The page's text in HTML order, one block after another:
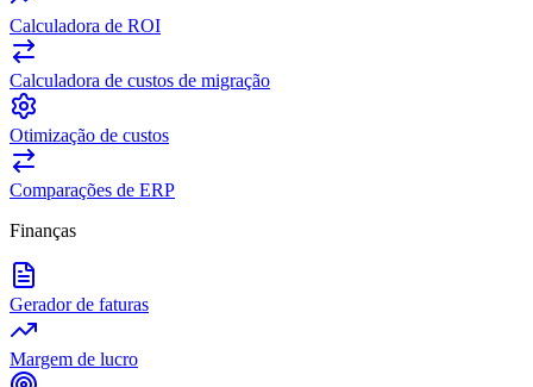
Calculadora de ROI
Calculadora de custos de migração
Otimização de custos
Comparações de ERP
Finanças
Gerador de faturas
Margem de lucro